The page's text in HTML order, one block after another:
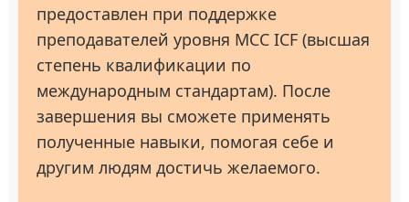
предоставлен при поддержке
преподавателей уровня МСС ICF (высшая
степень квалификации по
международным стандартам). После
завершения вы сможете применять
полученные навыки, помогая себе и
другим людям достичь желаемого.